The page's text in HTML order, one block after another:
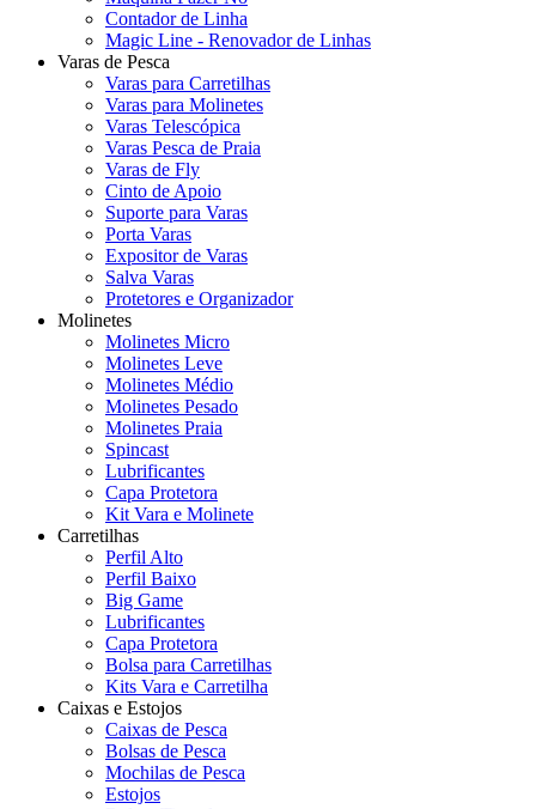
Contador de Linha
Magic Line - Renovador de Linhas
Varas de Pesca
Varas para Carretilhas
Varas para Molinetes
Varas Telescópica
Varas Pesca de Praia
Varas de Fly
Cinto de Apoio
Suporte para Varas
Porta Varas
Expositor de Varas
Salva Varas
Protetores e Organizador
Molinetes
Molinetes Micro
Molinetes Leve
Molinetes Médio
Molinetes Pesado
Molinetes Praia
Spincast
Lubrificantes
Capa Protetora
Kit Vara e Molinete
Carretilhas
Perfil Alto
Perfil Baixo
Big Game
Lubrificantes
Capa Protetora
Bolsa para Carretilhas
Kits Vara e Carretilha
Caixas e Estojos
Caixas de Pesca
Bolsas de Pesca
Mochilas de Pesca
Estojos